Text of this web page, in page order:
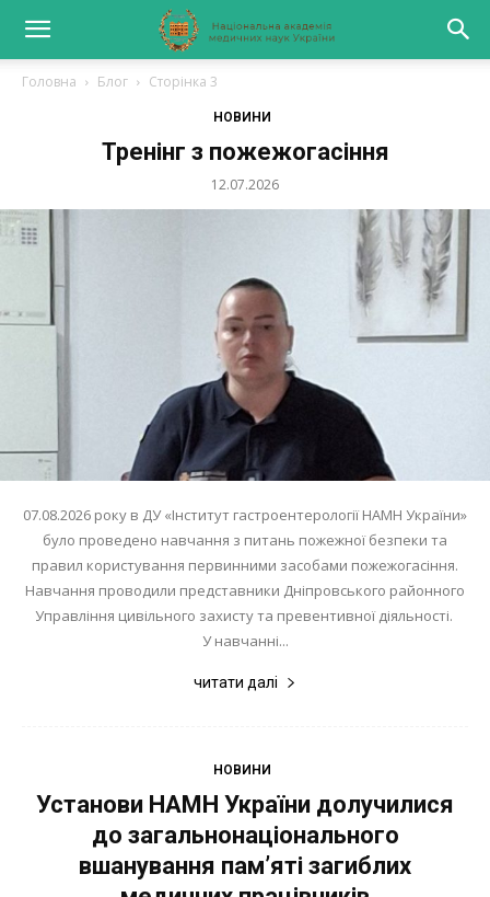
Головна Блог Сторінка 3
НОВИНИ
Тренінг з пожежогасіння
12.07.2026
07.08.2026 року в ДУ «Інститут гастроентерології НАМН України»
було проведено навчання з питань пожежної безпеки та
правил користування первинними засобами пожежогасіння.
Навчання проводили представники Дніпровського районного
Управління цивільного захисту та превентивної діяльності.
У навчанні...
читати далі
НОВИНИ
Установи НАМН України долучилися
до загальнонаціонального
вшанування пам’яті загиблих